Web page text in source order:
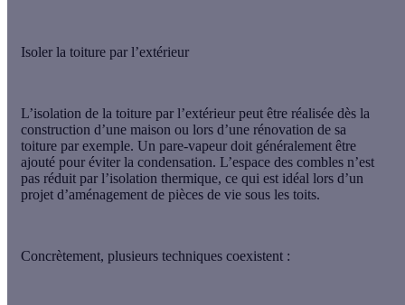
Isoler la toiture par l’extérieur
L’isolation de la toiture par l’extérieur peut être réalisée dès la
construction d’une maison ou lors d’une rénovation de sa
toiture par exemple. Un pare-vapeur doit généralement être
ajouté pour éviter la condensation. L’espace des combles n’est
pas réduit par l’isolation thermique, ce qui est idéal lors d’un
projet d’aménagement de pièces de vie sous les toits.
Concrètement, plusieurs techniques coexistent :